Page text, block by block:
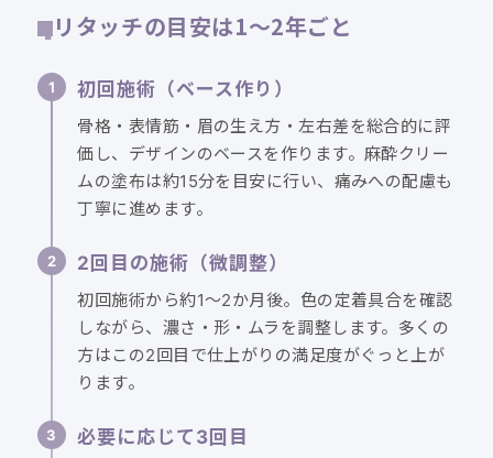
リタッチの目安は1〜2年ごと
初回施術（ベース作り）
骨格・表情筋・眉の生え方・左右差を総合的に評
価し、デザインのベースを作ります。麻酔クリー
ムの塗布は約15分を目安に行い、痛みへの配慮も
丁寧に進めます。
2回目の施術（微調整）
初回施術から約1〜2か月後。色の定着具合を確認
しながら、濃さ・形・ムラを調整します。多くの
方はこの2回目で仕上がりの満足度がぐっと上が
ります。
必要に応じて3回目